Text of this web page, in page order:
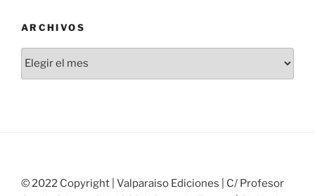
ARCHIVOS
© 2022 Copyright | Valparaiso Ediciones | C/ Profesor